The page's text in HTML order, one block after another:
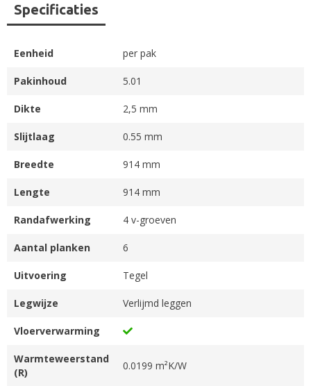
Specificaties
Eenheid per pak
Pakinhoud 5.01
Dikte 2,5 mm
Slijtlaag 0.55 mm
Breedte 914 mm
Lengte 914 mm
Randafwerking 4 v-groeven
Aantal planken 6
Uitvoering Tegel
Legwijze Verlijmd leggen
Vloerverwarming
Warmteweerstand
(R)
0.0199 m²K/W